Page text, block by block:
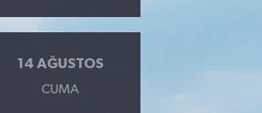
14 AĞUSTOS
CUMA